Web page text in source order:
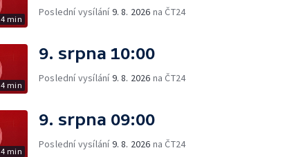
4 min
Poslední vysílání9. 8. 2026 na ČT24
4 min
9. srpna 10:00
Poslední vysílání9. 8. 2026 na ČT24
4 min
9. srpna 09:00
Poslední vysílání9. 8. 2026 na ČT24